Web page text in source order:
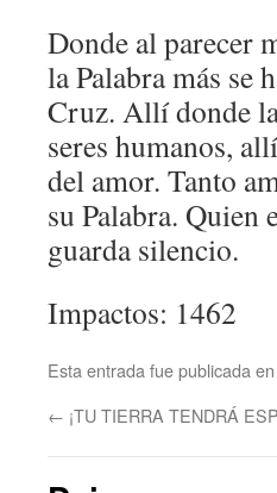
Donde al parecer
la Palabra más se
Cruz. Allí donde
seres humanos,
del amor. Tanto
su Palabra. Quien
guarda silencio.
Impactos: 1462
Esta entrada fue publicada en
← ¡TU TIERRA TENDRÁ